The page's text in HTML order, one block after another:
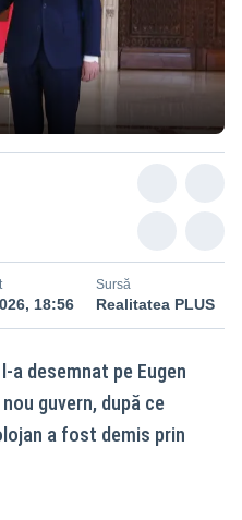
18:56
Sursă
Realitatea PLUS
a desemnat pe Eugen
guvern, după ce
a fost demis prin